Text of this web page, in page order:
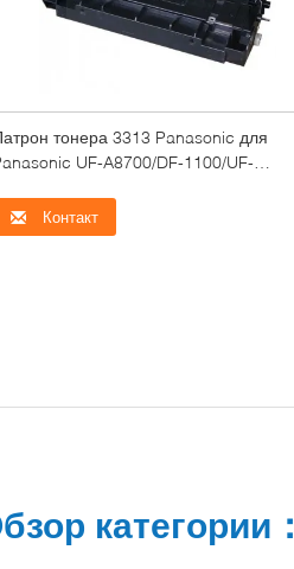
тонера 3313 Panasonic для
UF-A8700/DF-1100/UF-
Контакт
категории：